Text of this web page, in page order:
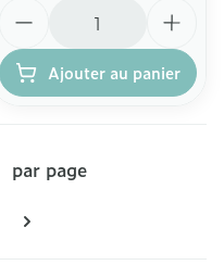
Ajouter au panier
lisez actuellement la
par page